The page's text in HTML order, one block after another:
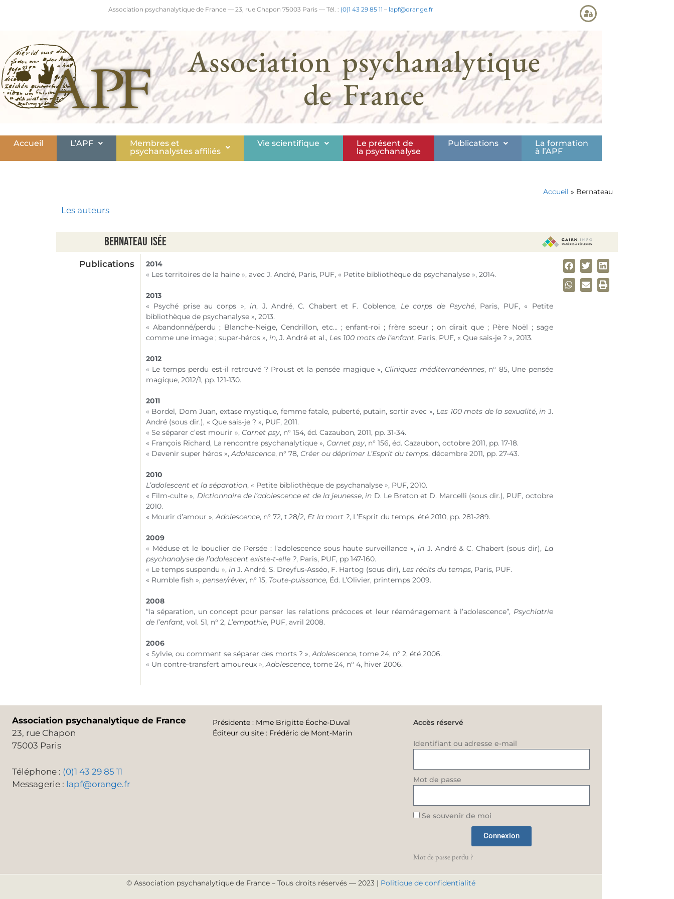
Association psychanalytique de France — 23, rue Chapon 75003 Paris — Tél. : (0)1 43 29 85 11 – lapf@orange.fr
Association psychanalytique
de France
Accueil L’APF
Membres et
psychanalystes affiliés
Vie scientifique
Le présent de
la psychanalyse
Publications
La formation
à l’APF
Accueil » Bernateau
Les auteurs
Bernateau Isée
Publications
2014
« Les territoires de la haine », avec J. André, Paris, PUF, « Petite bibliothèque de psychanalyse », 2014.
2013
« Psyché prise au corps », in, J. André, C. Chabert et F. Coblence, Le corps de Psyché, Paris, PUF, « Petite
bibliothèque de psychanalyse », 2013.
« Abandonné/perdu ; Blanche-Neige, Cendrillon, etc… ; enfant-roi ; frère soeur ; on dirait que ; Père Noël ; sage
comme une image ; super-héros », in, J. André et al., Les 100 mots de l’enfant, Paris, PUF, « Que sais-je ? », 2013.
2012
« Le temps perdu est-il retrouvé ? Proust et la pensée magique », Cliniques méditerranéennes, n° 85, Une pensée
magique, 2012/1, pp. 121-130.
2011
« Bordel, Dom Juan, extase mystique, femme fatale, puberté, putain, sortir avec », Les 100 mots de la sexualité, in J.
André (sous dir.), « Que sais-je ? », PUF, 2011.
« Se séparer c’est mourir », Carnet psy, n° 154, éd. Cazaubon, 2011, pp. 31-34.
« François Richard, La rencontre psychanalytique », Carnet psy, n° 156, éd. Cazaubon, octobre 2011, pp. 17-18.
« Devenir super héros », Adolescence, n° 78, Créer ou déprimer L’Esprit du temps, décembre 2011, pp. 27-43.
2010
L’adolescent et la séparation, « Petite bibliothèque de psychanalyse », PUF, 2010.
« Film-culte », Dictionnaire de l’adolescence et de la jeunesse, in D. Le Breton et D. Marcelli (sous dir.), PUF, octobre
2010.
« Mourir d’amour », Adolescence, n° 72, t.28/2, Et la mort ?, L’Esprit du temps, été 2010, pp. 281-289.
2009
« Méduse et le bouclier de Persée : l’adolescence sous haute surveillance », in J. André & C. Chabert (sous dir), La
psychanalyse de l’adolescent existe-t-elle ?, Paris, PUF, pp 147-160.
« Le temps suspendu », in J. André, S. Dreyfus-Asséo, F. Hartog (sous dir), Les récits du temps, Paris, PUF.
« Rumble fish », penser/rêver, n° 15, Toute-puissance, Éd. L’Olivier, printemps 2009.
2008
“la séparation, un concept pour penser les relations précoces et leur réaménagement à l’adolescence”, Psychiatrie
de l’enfant, vol. 51, n° 2, L’empathie, PUF, avril 2008.
2006
« Sylvie, ou comment se séparer des morts ? », Adolescence, tome 24, n° 2, été 2006.
« Un contre-transfert amoureux », Adolescence, tome 24, n° 4, hiver 2006.
Association psychanalytique de France
23, rue Chapon
75003 Paris
Téléphone : (0)1 43 29 85 11
Messagerie : lapf@orange.fr
Présidente: Mme Brigitte Éoche-Duval
Éditeur du site: Frédéric de Mont-Marin
Accès réservé
Identifiant ou adresse e-mail
Mot de passe
Se souvenir de moi
Connexion
Mot de passe perdu ?
© Association psychanalytique de France – Tous droits réservés — 2023 | Politique de confidentialité